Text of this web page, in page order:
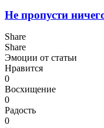
Не пропусти
Share
Share
Эмоции от статьи
Нравится
0
Восхищение
0
Радость
0